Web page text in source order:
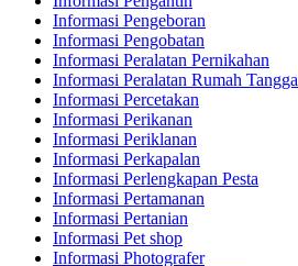
Informasi Pengeboran
Informasi Pengobatan
Informasi Peralatan Pernikahan
Informasi Peralatan Rumah Tangga
Informasi Percetakan
Informasi Perikanan
Informasi Periklanan
Informasi Perkapalan
Informasi Perlengkapan Pesta
Informasi Pertamanan
Informasi Pertanian
Informasi Pet shop
Informasi Photografer